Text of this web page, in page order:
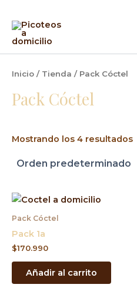
contenido
Inicio / Tienda / Pack Cóctel
Pack Cóctel
Mostrando los 4 resultados
Pack Cóctel
Pack 1a
$170.990
Añadir al carrito